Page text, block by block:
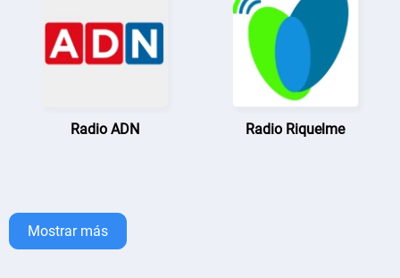
Radio ADN Radio Riquelme
Mostrar más